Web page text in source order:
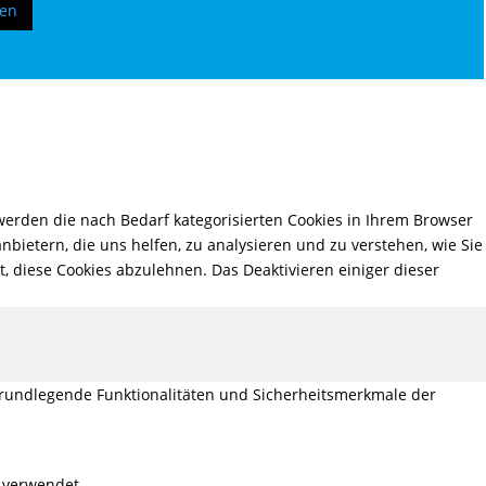
die nach Bedarf kategorisierten Cookies in Ihrem Browser
die uns helfen, zu analysieren und zu verstehen, wie Sie
Cookies abzulehnen. Das Deaktivieren einiger dieser
Funktionalitäten und Sicherheitsmerkmale der